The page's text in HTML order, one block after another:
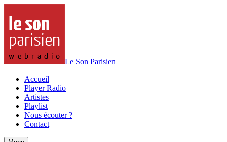
Le Son Parisien
Accueil
Player Radio
Artistes
Playlist
Nous écouter ?
Contact